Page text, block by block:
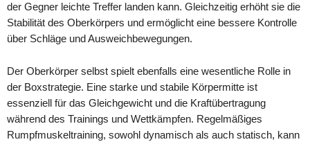
der Gegner leichte Treffer landen kann. Gleichzeitig erhöht sie die
Stabilität des Oberkörpers und ermöglicht eine bessere Kontrolle
über Schläge und Ausweichbewegungen.
Der Oberkörper selbst spielt ebenfalls eine wesentliche Rolle in
der Boxstrategie. Eine starke und stabile Körpermitte ist
essenziell für das Gleichgewicht und die Kraftübertragung
während des Trainings und Wettkämpfen. Regelmäßiges
Rumpfmuskeltraining, sowohl dynamisch als auch statisch, kann